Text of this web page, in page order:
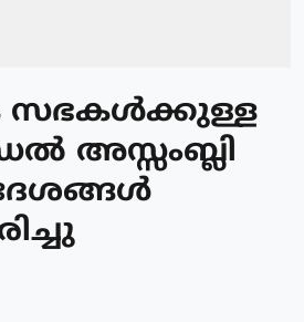
സഭകള്‍ക്കുള്ള
അസ്സംബ്ലി